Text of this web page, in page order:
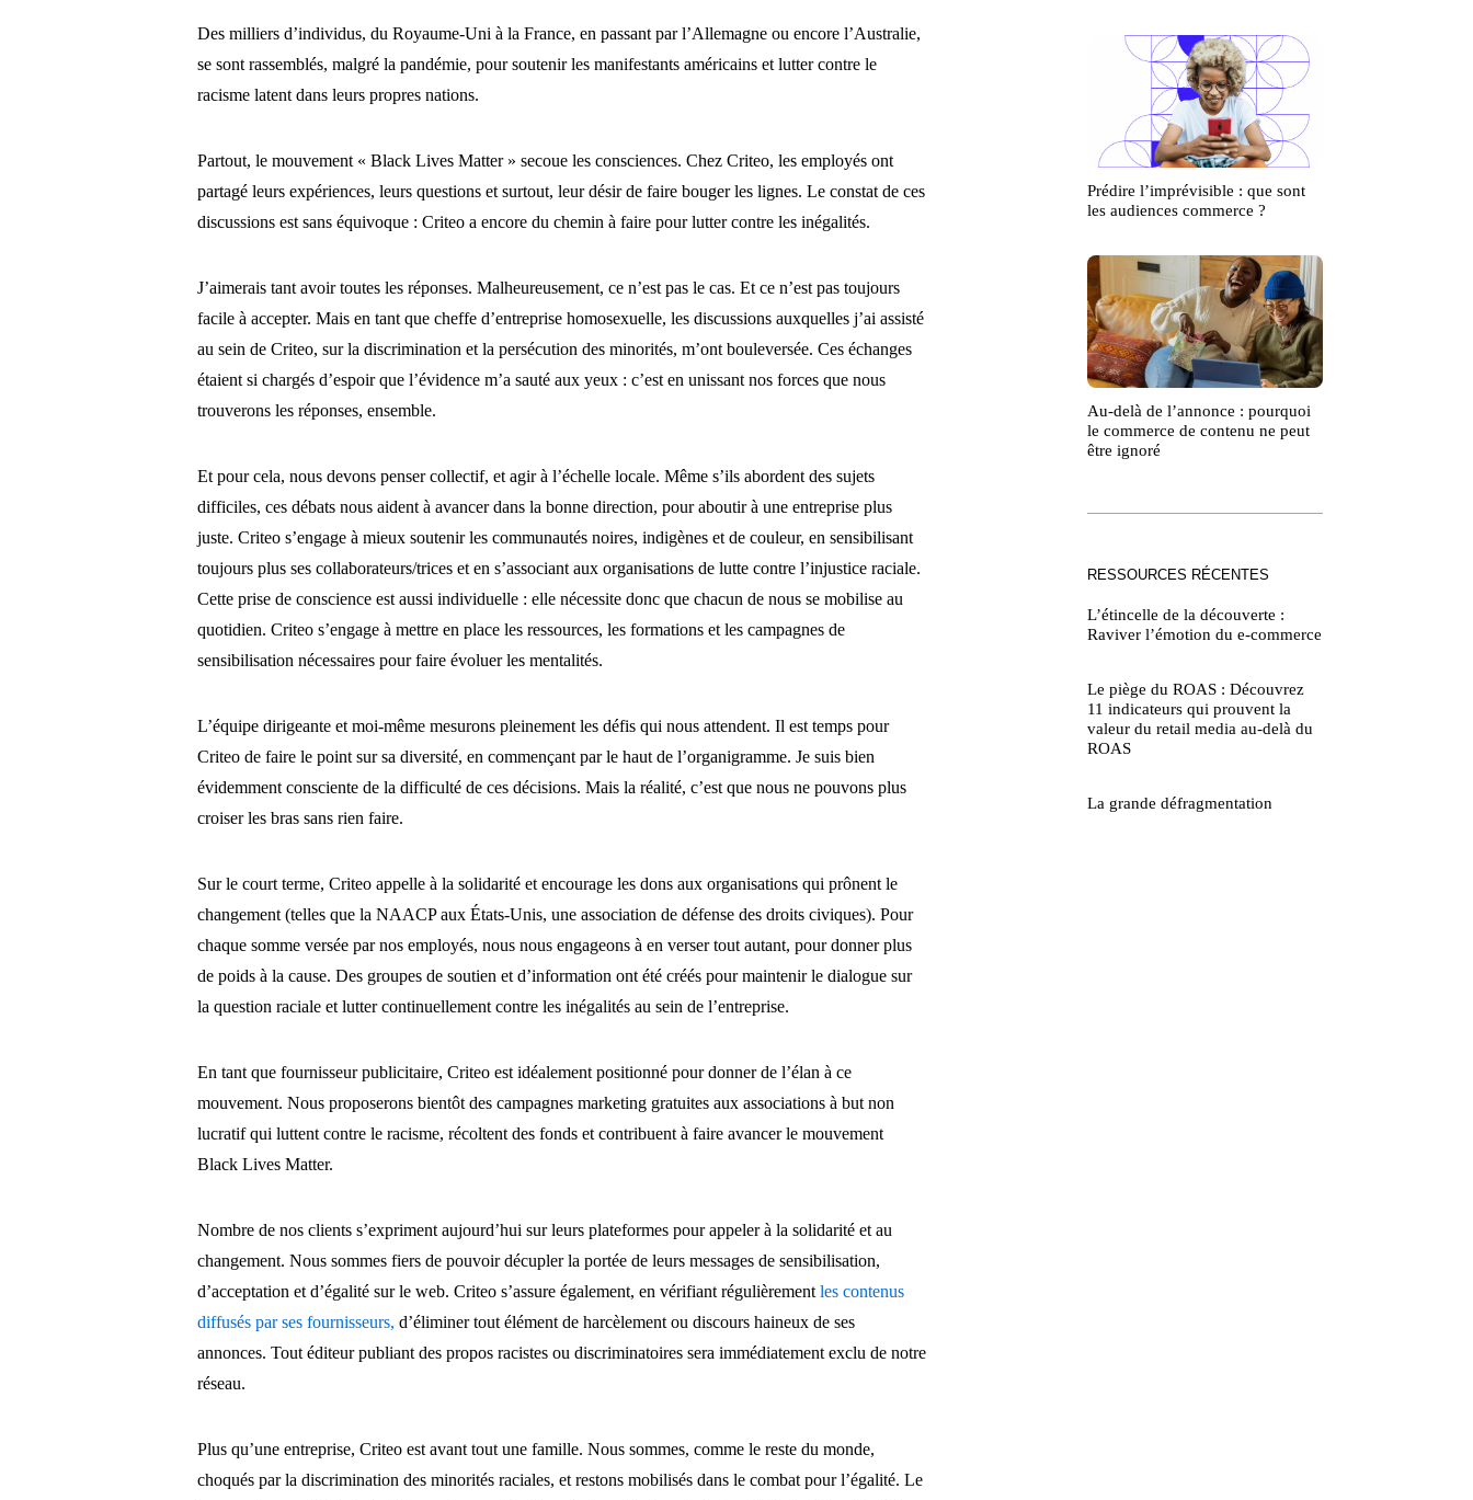
Des milliers d’individus, du Royaume-Uni à la France, en passant par l’Allemagne ou encore l’Australie,
se sont rassemblés, malgré la pandémie, pour soutenir les manifestants américains et lutter contre le
racisme latent dans leurs propres nations.
Partout, le mouvement « Black Lives Matter » secoue les consciences. Chez Criteo, les employés ont
partagé leurs expériences, leurs questions et surtout, leur désir de faire bouger les lignes. Le constat de ces
discussions est sans équivoque : Criteo a encore du chemin à faire pour lutter contre les inégalités.
J’aimerais tant avoir toutes les réponses. Malheureusement, ce n’est pas le cas. Et ce n’est pas toujours
facile à accepter. Mais en tant que cheffe d’entreprise homosexuelle, les discussions auxquelles j’ai assisté
au sein de Criteo, sur la discrimination et la persécution des minorités, m’ont bouleversée. Ces échanges
étaient si chargés d’espoir que l’évidence m’a sauté aux yeux : c’est en unissant nos forces que nous
trouverons les réponses, ensemble.
Et pour cela, nous devons penser collectif, et agir à l’échelle locale. Même s’ils abordent des sujets
difficiles, ces débats nous aident à avancer dans la bonne direction, pour aboutir à une entreprise plus
juste. Criteo s’engage à mieux soutenir les communautés noires, indigènes et de couleur, en sensibilisant
toujours plus ses collaborateurs/trices et en s’associant aux organisations de lutte contre l’injustice raciale.
Cette prise de conscience est aussi individuelle : elle nécessite donc que chacun de nous se mobilise au
quotidien. Criteo s’engage à mettre en place les ressources, les formations et les campagnes de
sensibilisation nécessaires pour faire évoluer les mentalités.
L’équipe dirigeante et moi-même mesurons pleinement les défis qui nous attendent. Il est temps pour
Criteo de faire le point sur sa diversité, en commençant par le haut de l’organigramme. Je suis bien
évidemment consciente de la difficulté de ces décisions. Mais la réalité, c’est que nous ne pouvons plus
croiser les bras sans rien faire.
Sur le court terme, Criteo appelle à la solidarité et encourage les dons aux organisations qui prônent le
changement (telles que la NAACP aux États-Unis, une association de défense des droits civiques). Pour
chaque somme versée par nos employés, nous nous engageons à en verser tout autant, pour donner plus
de poids à la cause. Des groupes de soutien et d’information ont été créés pour maintenir le dialogue sur
la question raciale et lutter continuellement contre les inégalités au sein de l’entreprise.
En tant que fournisseur publicitaire, Criteo est idéalement positionné pour donner de l’élan à ce
mouvement. Nous proposerons bientôt des campagnes marketing gratuites aux associations à but non
lucratif qui luttent contre le racisme, récoltent des fonds et contribuent à faire avancer le mouvement
Black Lives Matter.
Nombre de nos clients s’expriment aujourd’hui sur leurs plateformes pour appeler à la solidarité et au
changement. Nous sommes fiers de pouvoir décupler la portée de leurs messages de sensibilisation,
d’acceptation et d’égalité sur le web. Criteo s’assure également, en vérifiant régulièrementles contenus
diffusés par ses fournisseurs, d’éliminer tout élément de harcèlement ou discours haineux de ses
annonces. Tout éditeur publiant des propos racistes ou discriminatoires sera immédiatement exclu de notre
réseau.
Plus qu’une entreprise, Criteo est avant tout une famille. Nous sommes, comme le reste du monde,
choqués par la discrimination des minorités raciales, et restons mobilisés dans le combat pour l’égalité. Le
Prédire l’imprévisible : que sont
les audiences commerce ?
Au-delà de l’annonce : pourquoi
le commerce de contenu ne peut
être ignoré
RESSOURCES RÉCENTES
L’étincelle de la découverte :
Raviver l’émotion du e-commerce
Le piège du ROAS : Découvrez
11 indicateurs qui prouvent la
valeur du retail media au-delà du
ROAS
La grande défragmentation